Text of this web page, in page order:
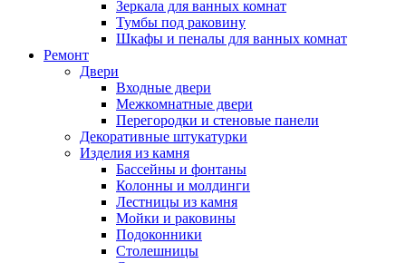
Зеркала для ванных комнат
Тумбы под раковину
Шкафы и пеналы для ванных комнат
Ремонт
Двери
Входные двери
Межкомнатные двери
Перегородки и стеновые панели
Декоративные штукатурки
Изделия из камня
Бассейны и фонтаны
Колонны и молдинги
Лестницы из камня
Мойки и раковины
Подоконники
Столешницы